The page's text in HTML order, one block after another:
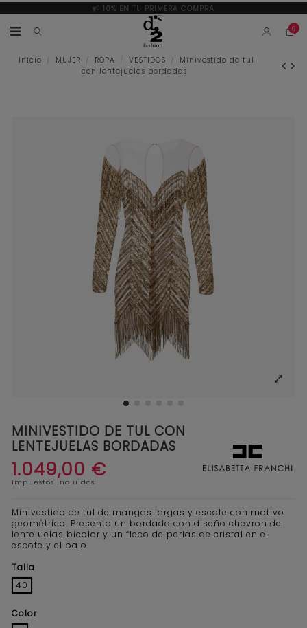
10% EN TU PRIMERA COMPRA
0
Inicio MUJER ROPA VESTIDOS
Minivestido de tul
con lentejuelas bordadas
MINIVESTIDO DE TUL CON
LENTEJUELAS BORDADAS
1.049,00 €
Impuestos incluidos
Minivestido de tul de mangas largas y escote con motivo
geométrico. Presenta un bordado con diseño chevron de
lentejuelas bicolor y un fleco de perlas de cristal en el
escote y el bajo
Talla
40
Color